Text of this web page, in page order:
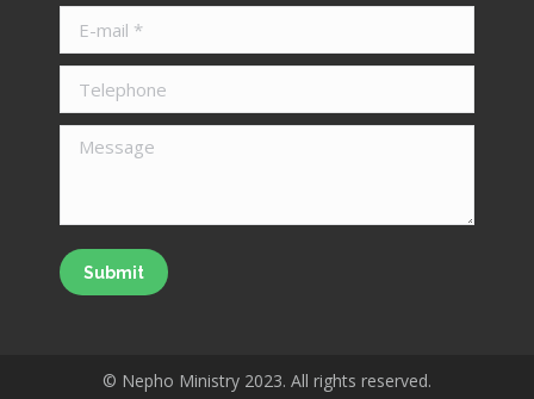
E-mail *
Telephone
Message
Submit
© Nepho Ministry 2023. All rights reserved.